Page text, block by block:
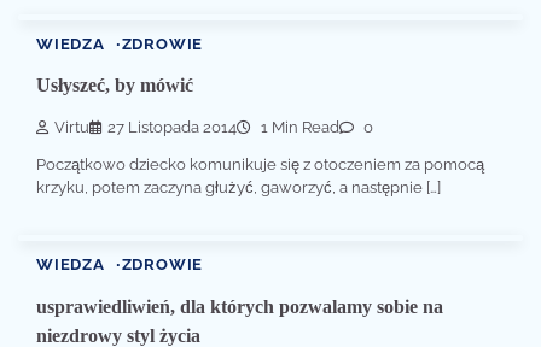
WIEDZA ZDROWIE
Usłyszeć, by mówić
Virtu 27 Listopada 2014 1 Min Read 0
Początkowo dziecko komunikuje się z otoczeniem za pomocą
krzyku, potem zaczyna głużyć, gaworzyć, a następnie […]
WIEDZA ZDROWIE
usprawiedliwień, dla których pozwalamy sobie na
niezdrowy styl życia